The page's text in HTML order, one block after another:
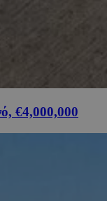
€4,000,000